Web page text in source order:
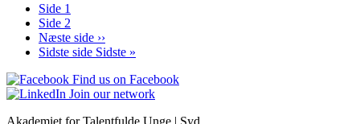
Side 1
Side 2
Næste side ››
Sidste side Sidste »
Find us on Facebook
Join our network
Akademiet for Talentfulde Unge | Syd